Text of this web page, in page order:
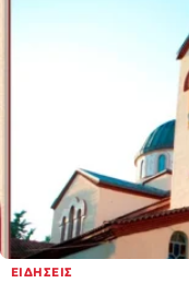
ΕΙΔΉΣΕΙΣ